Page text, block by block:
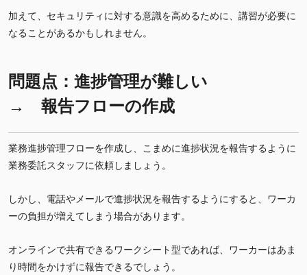
加えて、セキュリティに対する意識を高めるために、講習が必要に
なることがあるかもしれません。
問題点：進捗管理が難しい
→ 報告フローの作成
業務進捗管理フローを作成し、こまめに進捗状況を報告するように
業務委託スタッフに依頼しましょう。
しかし、電話やメールで進捗状況を報告するようにすると、ワーカ
ーの負担が増えてしまう場合があります。
オンラインで共有できるワークシート型であれば、ワーカーはあま
り時間をかけずに報告できるでしょう。